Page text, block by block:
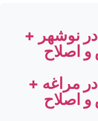
در نوشهر +
اصلاح
در مراغه +
اصلاح